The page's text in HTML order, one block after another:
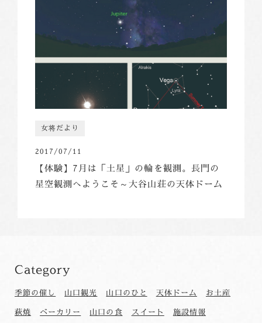
女将だより
2017/07/11
【体験】7月は「土星」の輪を観測。長門の
星空観測へようこそ～大谷山荘の天体ドーム
Category
季節の催し 山口観光 山口のひと 天体ドーム
お土産
萩焼
ベーカリー 山口の食 スイート 施設情報